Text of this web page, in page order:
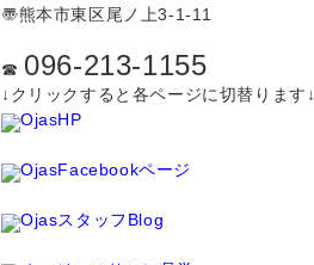
〠熊本市東区尾ノ上3-1-11
☎︎ 096-213-1155
↓クリックすると各ページに切替ります↓
OjasHP
OjasFacebookページ
OjasスタッフBlog